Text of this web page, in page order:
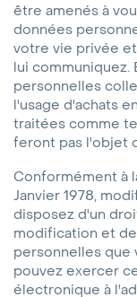
être amenés à
données
votre vie privée
lui communiquez.
personnelles
l'usage d'achats
traitées comme
feront pas l'objet
Conformément à
Janvier 1978,
disposez d'un
modification et
personnelles que
pouvez exercer
électronique à